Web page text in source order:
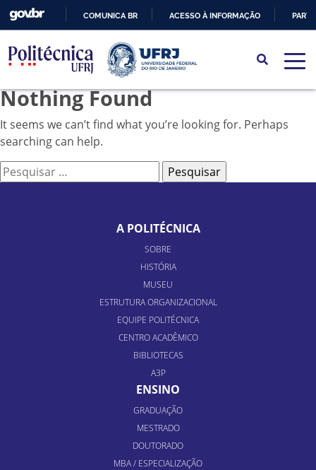
PARA
O
CONTEÚDO
COMUNICA BR ACESSO À INFORMAÇÃO
Nothing Found
It seems we can’t find what you’re looking for. Perhaps
searching can help.
Pesquisar
por:
A POLITÉCNICA
SOBRE
HISTÓRIA
MUSEU
ESTRUTURA ORGANIZACIONAL
EQUIPE POLITÉCNICA
CENTRO ACADÊMICO
BIBLIOTECAS
A3P
ENSINO
GRADUAÇÃO
MESTRADO
DOUTORADO
MBA / ESPECIALIZAÇÃO